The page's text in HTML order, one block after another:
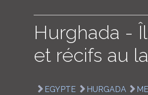
Hurghada -
et récifs au
EGYPTE HURGADA